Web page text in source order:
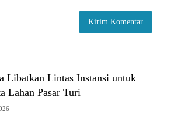
Libatkan Lintas Instansi untuk
Lahan Pasar Turi